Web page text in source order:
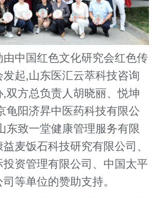
国红色文化研究会红色传
起,山东医汇云萃科技咨询
双方总负责人胡晓丽、悦坤
龟阳济昇中医药科技有限公
东致一堂健康管理服务有限
麦饭石科技研究有限公司、
资管理有限公司、中国太平
等单位的赞助支持。